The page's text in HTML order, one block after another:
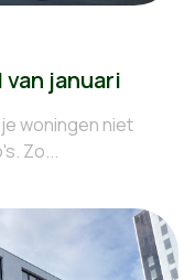
januari
woningen niet
Zo...